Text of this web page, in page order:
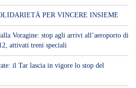
PER VINCERE INSIEME
Voragine: stop agli arrivi all’aeroporto di
attivati treni speciali
il Tar lascia in vigore lo stop del